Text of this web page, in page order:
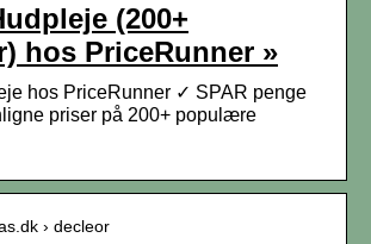
(200+
hos PriceRunner »
hos PriceRunner ✓ SPAR penge
priser på 200+ populære
› decleor